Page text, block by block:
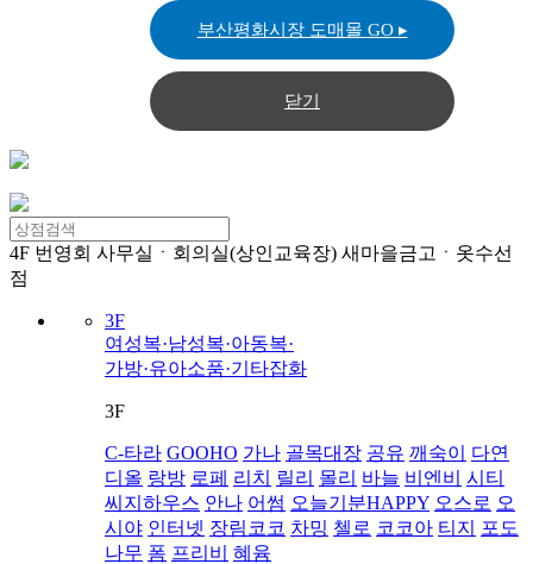
부산평화시장 도매몰 GO ▸
닫기
4F 번영회 사무실ㆍ회의실(상인교육장) 새마을금고ㆍ옷수선
점
3F
여성복·남성복·아동복·
가방·유아소품·기타잡화
3F
C-타라 GOOHO 가나 골목대장 공유 깨숙이
다연
디올 랑방 로페 리치 릴리 몰리 바늘 비엔비
시티
씨지하우스 안나 어썸 오늘기분HAPPY 오스로 오
시야 인터넷 장림코코 차밍 첼로 코코아 티지
포도
나무 폼 프리비
혜윰